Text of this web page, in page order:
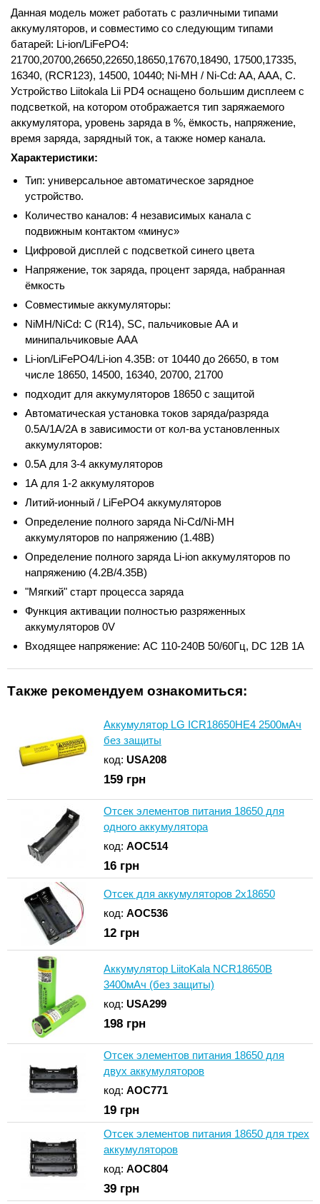
Данная модель может работать с различными типами
аккумуляторов, и совместимо со следующим типами
батарей: Li-ion/LiFePO4:
21700,20700,26650,22650,18650,17670,18490, 17500,17335,
16340, (RCR123), 14500, 10440; Ni-MH / Ni-Cd: AA, AAA, C.
Устройство Liitokala Lii PD4 оснащено большим дисплеем с
подсветкой, на котором отображается тип заряжаемого
аккумулятора, уровень заряда в %, ёмкость, напряжение,
время заряда, зарядный ток, а также номер канала.
Характеристики:
Тип: универсальное автоматическое зарядное
устройство.
Количество каналов: 4 независимых канала с
подвижным контактом «минус»
Цифровой дисплей с подсветкой синего цвета
Напряжение, ток заряда, процент заряда, набранная
ёмкость
Совместимые аккумуляторы:
NiMН/NiCd: C (R14), SC, пальчиковые АА и
минипальчиковые ААА
Li-ion/LiFePO4/Li-ion 4.35В: от 10440 до 26650, в том
числе 18650, 14500, 16340, 20700, 21700
подходит для аккумуляторов 18650 с защитой
Автоматическая установка токов заряда/разряда
0.5А/1А/2А в зависимости от кол-ва установленных
аккумуляторов:
0.5А для 3-4 аккумуляторов
1А для 1-2 аккумуляторов
Литий-ионный / LiFePO4 аккумуляторов
Определение полного заряда Ni-Cd/Ni-MH
аккумуляторов по напряжению (1.48В)
Определение полного заряда Li-ion аккумуляторов по
напряжению (4.2В/4.35В)
"Мягкий" старт процесса заряда
Функция активации полностью разряженных
аккумуляторов 0V
Входящее напряжение: AC 110-240В 50/60Гц, DC 12В 1А
Также рекомендуем ознакомиться:
Аккумулятор LG ICR18650HE4 2500мАч
без защиты
код: USA208
159 грн
Отсек элементов питания 18650 для
одного аккумулятора
код: AOC514
16 грн
Отсек для аккумуляторов 2x18650
код: AOC536
12 грн
Аккумулятор LiitoKala NCR18650B
3400мАч (без защиты)
код: USA299
198 грн
Отсек элементов питания 18650 для
двух аккумуляторов
код: AOC771
19 грн
Отсек элементов питания 18650 для трех
аккумуляторов
код: AOC804
39 грн